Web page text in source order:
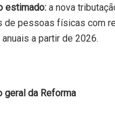
estimado: a nova
de pessoas físicas com
a partir de 2026.
geral da Reforma